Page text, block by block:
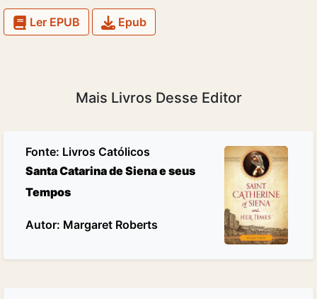
Ler EPUB Epub
Mais Livros Desse Editor
Fonte: Livros Católicos
Santa Catarina de Siena e seus
Tempos
Autor: Margaret Roberts